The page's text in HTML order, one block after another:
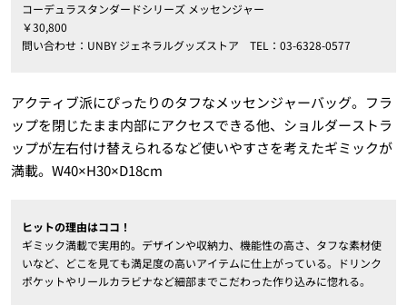
コーデュラスタンダードシリーズ メッセンジャー
￥30,800
問い合わせ：UNBY ジェネラルグッズストア TEL：03-6328-0577
アクティブ派にぴったりのタフなメッセンジャーバッグ。フラ
ップを閉じたまま内部にアクセスできる他、ショルダーストラ
ップが左右付け替えられるなど使いやすさを考えたギミックが
満載。W40×H30×D18cm
ヒットの理由はココ！
ギミック満載で実用的。デザインや収納力、機能性の高さ、タフな素材使
いなど、どこを見ても満足度の高いアイテムに仕上がっている。ドリンク
ポケットやリールカラビナなど細部までこだわった作り込みに惚れる。